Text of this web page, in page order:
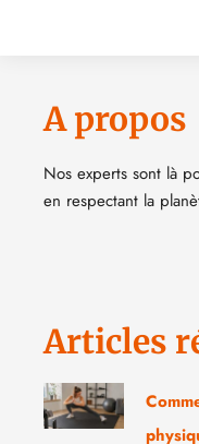
A propos
Nos experts sont là
en respectant la
Articles